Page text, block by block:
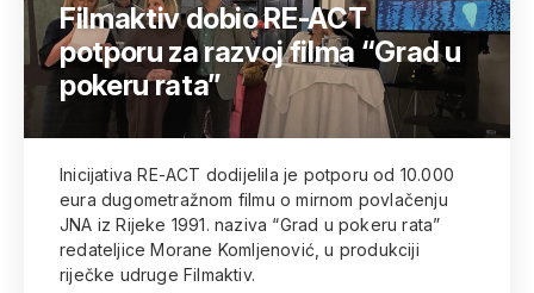
Filmaktiv dobio RE-ACT
potporu za razvoj filma “Grad u
pokeru rata”
Inicijativa RE-ACT dodijelila je potporu od 10.000
eura dugometražnom filmu o mirnom povlačenju
JNA iz Rijeke 1991. naziva “Grad u pokeru rata”
redateljice Morane Komljenović, u produkciji
riječke udruge Filmaktiv.